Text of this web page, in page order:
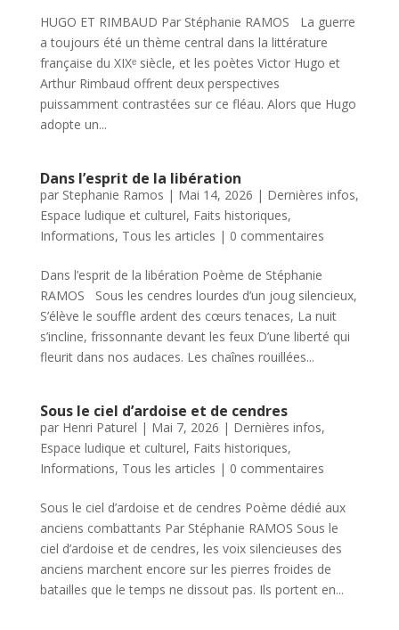
HUGO ET RIMBAUD Par Stéphanie RAMOS La guerre
a toujours été un thème central dans la littérature
française du XIXᵉ siècle, et les poètes Victor Hugo et
Arthur Rimbaud offrent deux perspectives
puissamment contrastées sur ce fléau. Alors que Hugo
adopte un...
Dans l’esprit de la libération
par Stephanie Ramos | Mai 14, 2026 | Dernières infos,
Espace ludique et culturel, Faits historiques,
Informations, Tous les articles | 0 commentaires
Dans l’esprit de la libération Poème de Stéphanie
RAMOS Sous les cendres lourdes d’un joug silencieux,
S’élève le souffle ardent des cœurs tenaces, La nuit
s’incline, frissonnante devant les feux D’une liberté qui
fleurit dans nos audaces. Les chaînes rouillées...
Sous le ciel d’ardoise et de cendres
par Henri Paturel | Mai 7, 2026 | Dernières infos,
Espace ludique et culturel, Faits historiques,
Informations, Tous les articles | 0 commentaires
Sous le ciel d’ardoise et de cendres Poème dédié aux
anciens combattants Par Stéphanie RAMOS Sous le
ciel d’ardoise et de cendres, les voix silencieuses des
anciens marchent encore sur les pierres froides de
batailles que le temps ne dissout pas. Ils portent en...